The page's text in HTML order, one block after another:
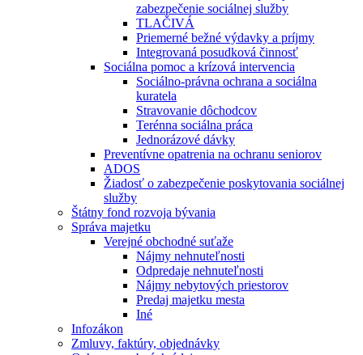
zabezpečenie sociálnej služby
TLAČIVÁ
Priemerné bežné výdavky a príjmy
Integrovaná posudková činnosť
Sociálna pomoc a krízová intervencia
Sociálno-právna ochrana a sociálna
kuratela
Stravovanie dôchodcov
Terénna sociálna práca
Jednorázové dávky
Preventívne opatrenia na ochranu seniorov
ADOS
Žiadosť o zabezpečenie poskytovania sociálnej
služby
Štátny fond rozvoja bývania
Správa majetku
Verejné obchodné suťaže
Nájmy nehnuteľnosti
Odpredaje nehnuteľnosti
Nájmy nebytových priestorov
Predaj majetku mesta
Iné
Infozákon
Zmluvy, faktúry, objednávky